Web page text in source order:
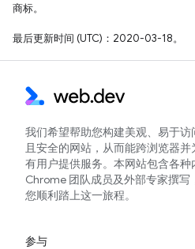
商标。
最后更新时间 (UTC)：2020-03-18。
我们希望帮助您构建美观、易于访
且安全的网站，从而能跨浏览器并
有用户提供服务。本网站包含各种
Chrome 团队成员及外部专家撰写
您顺利踏上这一旅程。
参与